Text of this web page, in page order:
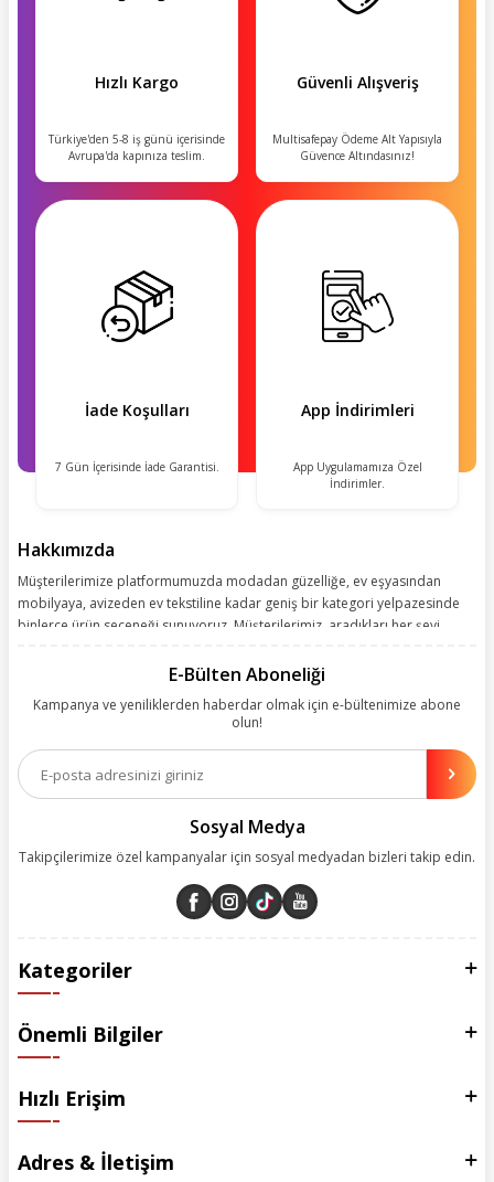
Hızlı Kargo
Türkiye'den 5-8 iş günü içerisinde
Avrupa'da kapınıza teslim.
Güvenli Alışveriş
Multisafepay Ödeme Alt Yapısıyla
Güvence Altındasınız!
İade Koşulları
7 Gün İçerisinde İade Garantisi.
App İndirimleri
App Uygulamamıza Özel
İndirimler.
Hakkımızda
Müşterilerimize platformumuzda modadan güzelliğe, ev eşyasından
mobilyaya, avizeden ev tekstiline kadar geniş bir kategori yelpazesinde
binlerce ürün seçeneği sunuyoruz. Müşterilerimiz, aradıkları her şeyi
kolay, kusursuz ve keyifli bir alışveriş yolculuğu sunarken deneyiminize
olanakları sunuyoruz. Çalışmalarımızı müşterilerimizin memnuniyetini
esas alarak yürütüyoruz.
E-Bülten Aboneliği
Kampanya ve yeniliklerden haberdar olmak için e-bültenimize abone
olun!
Sosyal Medya
Takipçilerimize özel kampanyalar için sosyal medyadan bizleri takip edin.
Kategoriler
Önemli Bilgiler
Hızlı Erişim
Adres & İletişim